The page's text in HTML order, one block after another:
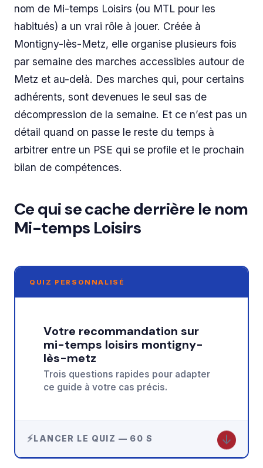
nom de Mi-temps Loisirs (ou MTL pour les
habitués) a un vrai rôle à jouer. Créée à
Montigny-lès-Metz, elle organise plusieurs fois
par semaine des marches accessibles autour de
Metz et au-delà. Des marches qui, pour certains
adhérents, sont devenues le seul sas de
décompression de la semaine. Et ce n’est pas un
détail quand on passe le reste du temps à
arbitrer entre un PSE qui se profile et le prochain
bilan de compétences.
Ce qui se cache derrière le nom
Mi-temps Loisirs
QUIZ PERSONNALISÉ
Votre recommandation sur
mi-temps loisirs montigny-
lès-metz
Trois questions rapides pour adapter
ce guide à votre cas précis.
LANCER LE QUIZ — 60 S ↓